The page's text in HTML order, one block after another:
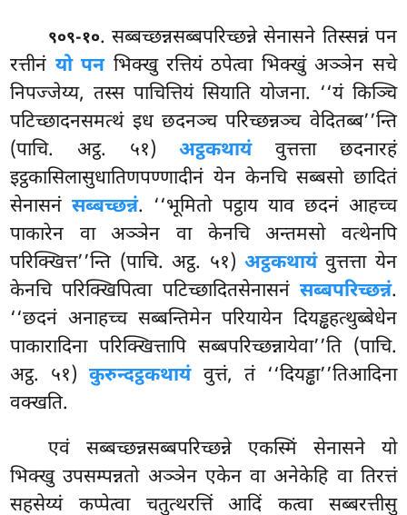
९०९-१०. सब्बच्छन्नसब्बपरिच्छन्ने सेनासने तिस्सन्नं पन
रत्तीनं यो पनभिक्खु रत्तियं ठपेत्वा भिक्खुं अञ्ञेन सचे
निपज्जेय्य, तस्स पाचित्तियं सियाति योजना. ‘‘यं किञ्चि
पटिच्छादनसमत्थं इध छदनञ्च परिच्छन्नञ्च वेदितब्ब’’न्ति
(पाचि. अट्ठ. ५१)अट्ठकथायंवुत्तत्ता छदनारहं
इट्ठकासिलासुधातिणपण्णादीनं येन केनचि सब्बसो छादितं
सेनासनंसब्बच्छन्नं. ‘‘भूमितो पट्ठाय याव छदनं आहच्च
पाकारेन वा अञ्ञेन वा केनचि अन्तमसो वत्थेनपि
परिक्खित्त’’न्ति (पाचि. अट्ठ. ५१) अट्ठकथायंवुत्तत्ता येन
केनचि परिक्खिपित्वा पटिच्छादितसेनासनं सब्बपरिच्छन्नं.
‘‘छदनं अनाहच्च सब्बन्तिमेन परियायेन दियड्ढहत्थुब्बेधेन
पाकारादिना परिक्खित्तापि सब्बपरिच्छन्नायेवा’’ति (पाचि.
अट्ठ. ५१)कुरुन्दट्ठकथायंवुत्तं, तं ‘‘दियड्ढा’’तिआदिना
वक्खति.
एवं सब्बच्छन्नसब्बपरिच्छन्ने एकस्मिं सेनासने यो
भिक्खु उपसम्पन्नतो अञ्ञेन एकेन वा अनेकेहि वा तिरत्तं
सहसेय्यं कप्पेत्वा चतुत्थरत्तिं आदिं कत्वा सब्बरत्तीसु